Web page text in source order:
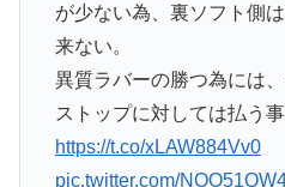
が少ない為、裏ソフト側
来ない。
異質ラバーの勝つ為には
ストップに対しては払う事
https://t.co/xLAW884Vv0
pic.twitter.com/